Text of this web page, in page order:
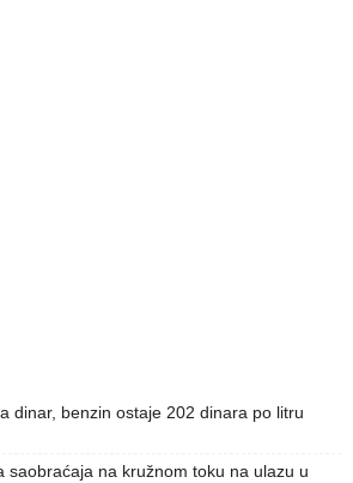
dinar, benzin ostaje 202 dinara po litru
saobraćaja na kružnom toku na ulazu u